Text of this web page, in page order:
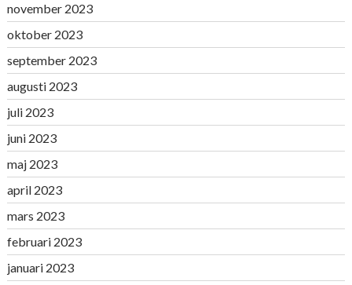
november 2023
oktober 2023
september 2023
augusti 2023
juli 2023
juni 2023
maj 2023
april 2023
mars 2023
februari 2023
januari 2023